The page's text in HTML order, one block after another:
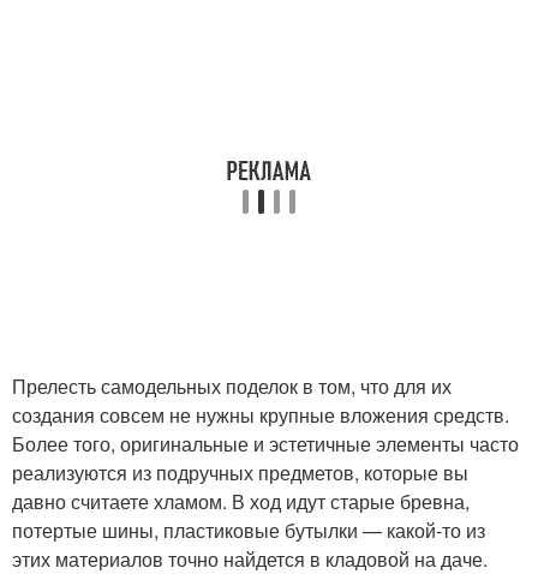
Прелесть самодельных поделок в том, что для их
создания совсем не нужны крупные вложения средств.
Более того, оригинальные и эстетичные элементы часто
реализуются из подручных предметов, которые вы
давно считаете хламом. В ход идут старые бревна,
потертые шины, пластиковые бутылки — какой-то из
этих материалов точно найдется в кладовой на даче.